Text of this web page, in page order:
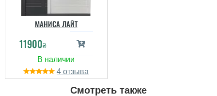
МАНИСА ЛАЙТ
11900₴
4
Смотреть также